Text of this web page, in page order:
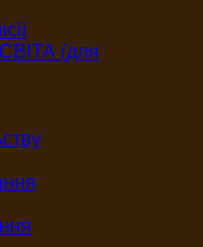
(для